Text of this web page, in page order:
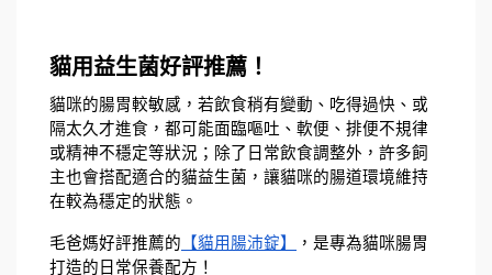
貓用益生菌好評推薦！
貓咪的腸胃較敏感，若飲食稍有變動、吃得過快、或
隔太久才進食，都可能面臨嘔吐、軟便、排便不規律
或精神不穩定等狀況；除了日常飲食調整外，許多飼
主也會搭配適合的貓益生菌，讓貓咪的腸道環境維持
在較為穩定的狀態。
毛爸媽好評推薦的 【貓用腸沛錠】
，是專為貓咪腸胃
打造的日常保養配方！